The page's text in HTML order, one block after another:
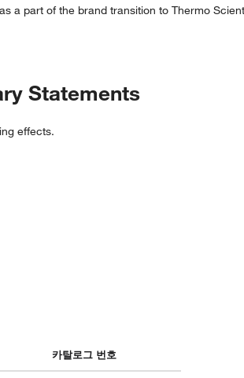
a part of the brand transition to Thermo
Statements
effects.
카탈로그 번호